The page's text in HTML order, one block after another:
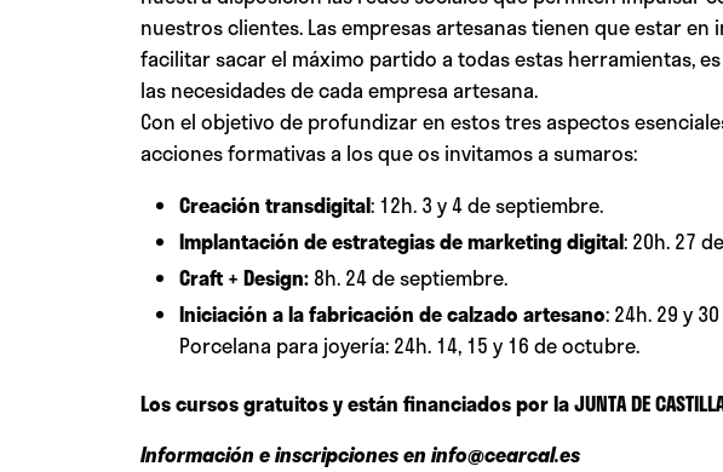
nuestros clientes. Las empresas artesanas tienen que estar
facilitar sacar el máximo partido a todas estas herramientas,
las necesidades de cada empresa artesana.
Con el objetivo de profundizar en estos tres aspectos
acciones formativas a los que os invitamos a sumaros:
Creación transdigital: 12h. 3 y 4 de septiembre.
Implantación de estrategias de marketing digital: 20h. 27
Craft + Design: 8h. 24 de septiembre.
Iniciación a la fabricación de calzado artesano: 24h. 29 y
Porcelana para joyería: 24h. 14, 15 y 16 de octubre.
Los cursos gratuitos y están financiados por la JUNTA DE
Información e inscripciones en info@cearcal.es